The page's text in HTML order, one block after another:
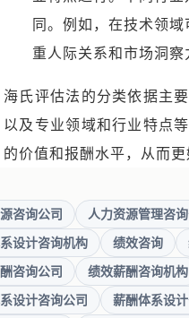
同。例如，在技术领
重人际关系和市场洞察
海氏评估法的分类依据主
以及专业领域和行业特点
的价值和报酬水平，从而
咨询公司 人力资源管理咨
设计咨询机构
绩效咨询
咨询公司
绩效薪酬咨询机构
设计咨询公司
薪酬体系设